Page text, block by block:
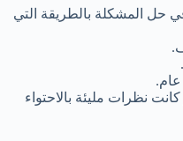
حل المشكلة بالطريقة التي
عام.
نظرات مليئة بالاحتواء